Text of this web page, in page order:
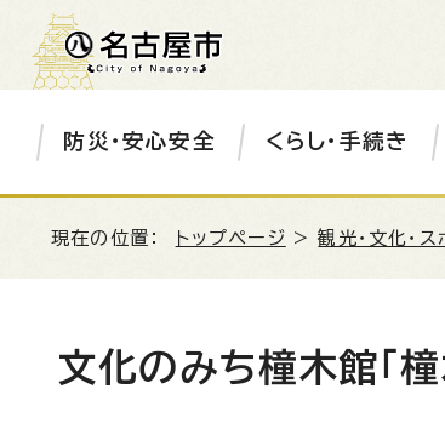
防災・安心安全 くらし・手続き
現在の位置： トップページ >観光・文化・ス
文化のみち橦木館「